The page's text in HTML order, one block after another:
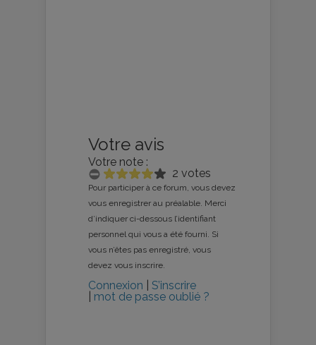
Votre avis
Votre note :
2 votes
Pour participer à ce forum, vous devez
vous enregistrer au préalable. Merci
d’indiquer ci-dessous l’identifiant
personnel qui vous a été fourni. Si
vous n’êtes pas enregistré, vous
devez vous inscrire.
Connexion
S’inscrire
mot de passe oublié ?